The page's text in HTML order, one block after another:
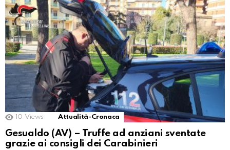
10 Views Attualità-Cronaca
Gesualdo (AV) – Truffe ad anziani sventate
grazie ai consigli dei Carabinieri